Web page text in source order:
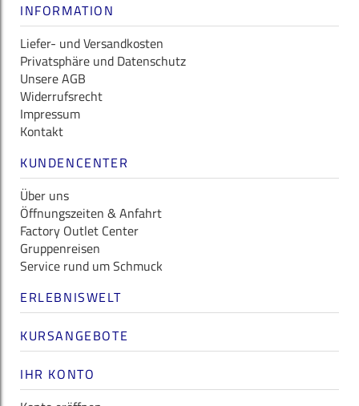
INFORMATION
Liefer- und Versandkosten
Privatsphäre und Datenschutz
Unsere AGB
Widerrufsrecht
Impressum
Kontakt
KUNDENCENTER
Über uns
Öffnungszeiten & Anfahrt
Factory Outlet Center
Gruppenreisen
Service rund um Schmuck
ERLEBNISWELT
KURSANGEBOTE
IHR KONTO